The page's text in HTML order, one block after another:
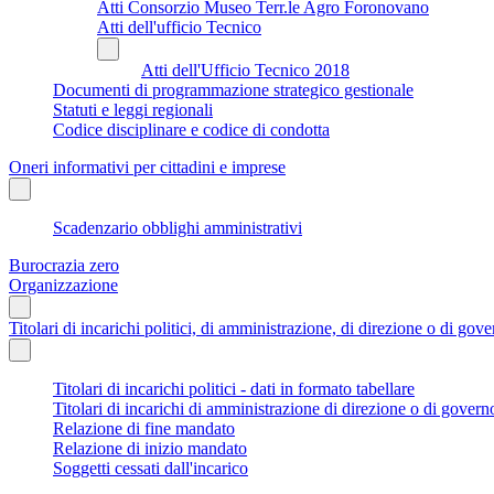
Atti Consorzio Museo Terr.le Agro Foronovano
Atti dell'ufficio Tecnico
Atti dell'Ufficio Tecnico 2018
Documenti di programmazione strategico gestionale
Statuti e leggi regionali
Codice disciplinare e codice di condotta
Oneri informativi per cittadini e imprese
Scadenzario obblighi amministrativi
Burocrazia zero
Organizzazione
Titolari di incarichi politici, di amministrazione, di direzione o di
Titolari di incarichi politici - dati in formato tabellare
Titolari di incarichi di amministrazione di direzione o di
Relazione di fine mandato
Relazione di inizio mandato
Soggetti cessati dall'incarico